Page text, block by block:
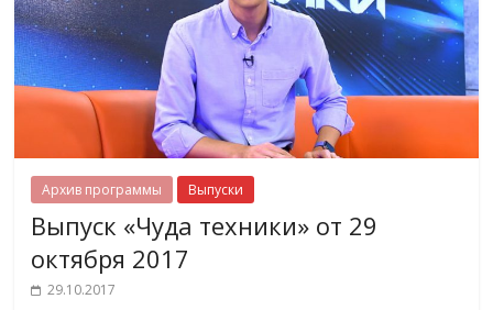
Архив программы Выпуски
Выпуск «Чуда техники» от 29
октября 2017
29.10.2017